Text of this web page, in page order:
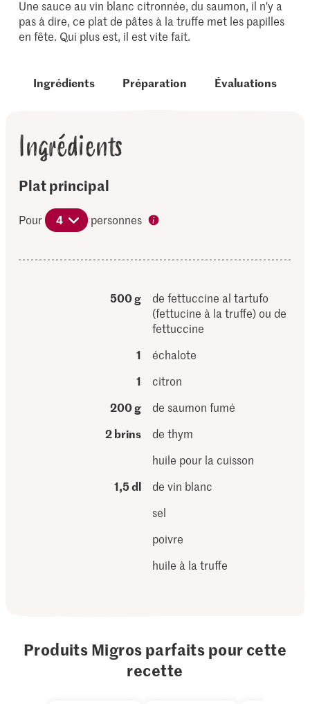
Une sauce au vin blanc citronnée, du saumon, il n'y a
pas à dire, ce plat de pâtes à la truffe met les papilles
en fête. Qui plus est, il est vite fait.
Ingrédients Préparation Évaluations
Ingrédients
Plat principal
Pour 4 personnes
500 g
de fettuccine al tartufo
(fettucine à la truffe) ou de
fettuccine
1
échalote
1
citron
200 g
de saumon fumé
2 brins
de thym
huile pour la cuisson
1,5 dl
de vin blanc
sel
poivre
huile à la truffe
Produits Migros parfaits pour cette
recette